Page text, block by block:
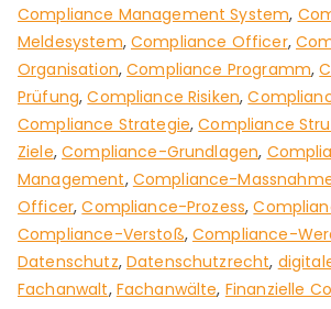
Compliance Management System,
Meldesystem, Compliance Officer,
Organisation,Compliance Programm,
Prüfung,Compliance Risiken,
Compliance Strategie,Compliance
Ziele,Compliance-Grundlagen,
Management, Compliance-
Officer,Compliance-Prozess,
Compliance-Verstoß,Compliance-
Datenschutz, Datenschutzrecht,
Fachanwalt, Fachanwälte, Finanzielle